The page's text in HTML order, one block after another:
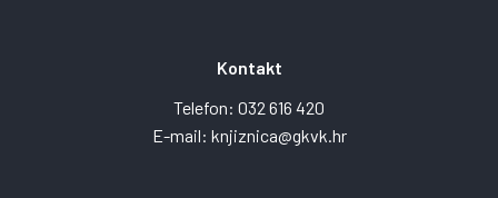
Kontakt
Telefon: 032 616 420
E-mail: knjiznica@gkvk.hr